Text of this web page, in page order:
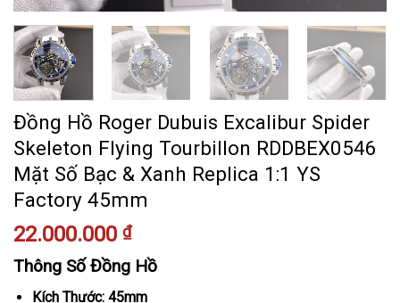
Đồng Hồ Roger Dubuis Excalibur Spider
Skeleton Flying Tourbillon RDDBEX0546
Mặt Số Bạc & Xanh Replica 1:1 YS
Factory 45mm
22.000.000 ₫
Thông Số Đồng Hồ
Kích Thước: 45mm